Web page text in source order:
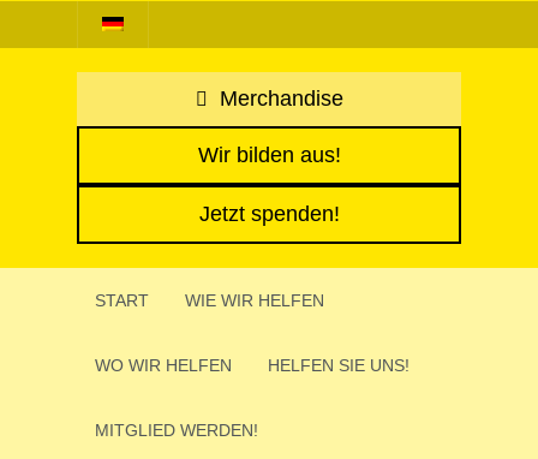
Merchandise
Wir bilden aus!
Jetzt spenden!
START WIE WIR HELFEN
WO WIR HELFEN HELFEN SIE UNS!
MITGLIED WERDEN!